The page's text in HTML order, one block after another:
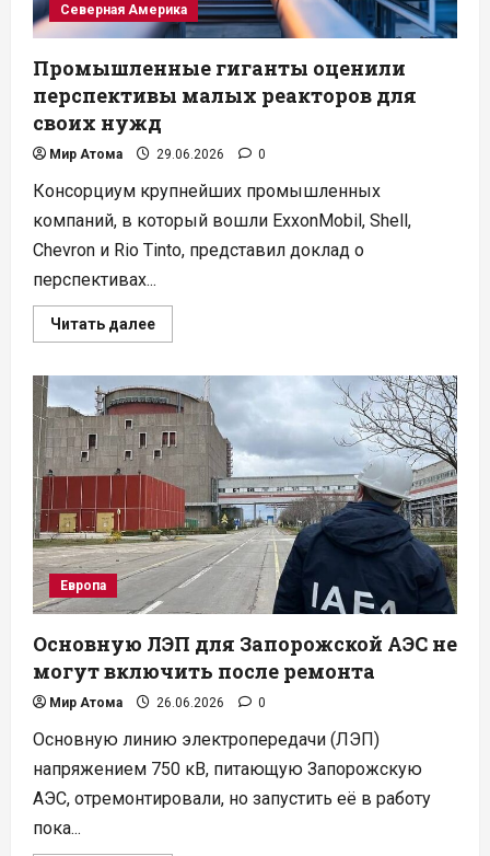
Северная Америка
Промышленные гиганты оценили
перспективы малых реакторов для
своих нужд
Мир Атома 29.06.2026 0
Консорциум крупнейших промышленных
компаний, в который вошли ExxonMobil, Shell,
Chevron и Rio Tinto, представил доклад о
перспективах...
Читать далееПрочитать
больше
гиганты
оценили
перспективы
малых
реакторов
для
своих
нужд
Европа
Основную ЛЭП для Запорожской АЭС не
могут включить после ремонта
Мир Атома 26.06.2026 0
Основную линию электропередачи (ЛЭП)
напряжением 750 кВ, питающую Запорожскую
АЭС, отремонтировали, но запустить её в работу
пока...